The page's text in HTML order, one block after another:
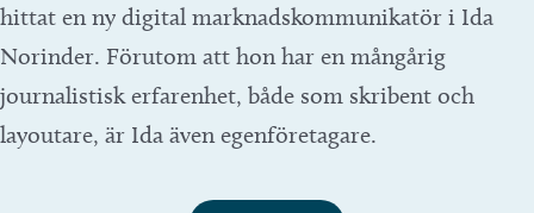
hittat en ny digital marknadskommunikatör i Ida
Norinder. Förutom att hon har en mångårig
journalistisk erfarenhet, både som skribent och
layoutare, är Ida även egenföretagare.